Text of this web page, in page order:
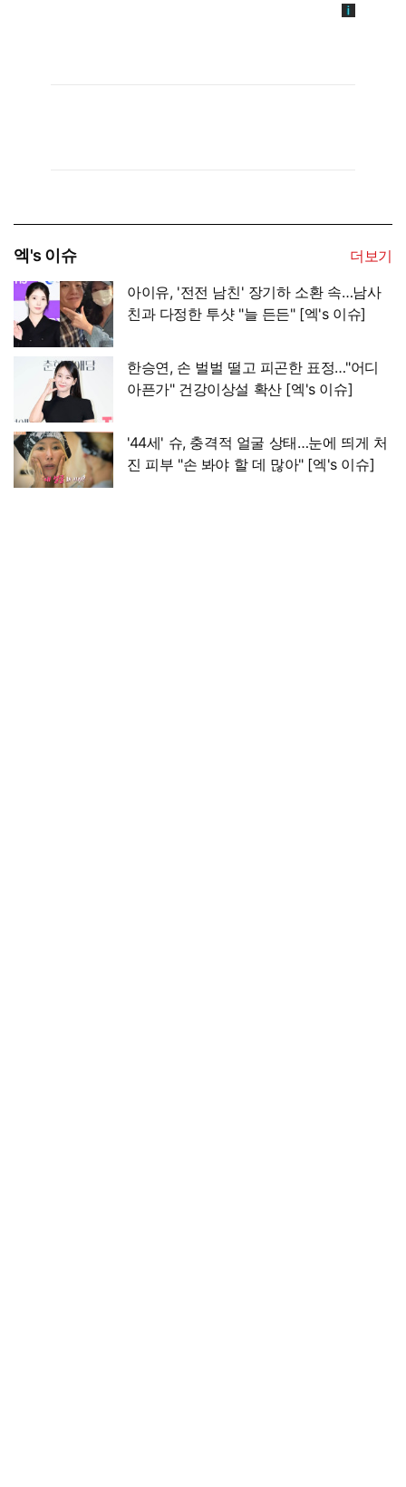
엑's 이슈
더보기
아이유, '전전 남친' 장기하 소환 속…남사
친과 다정한 투샷 "늘 든든" [엑's 이슈]
한승연, 손 벌벌 떨고 피곤한 표정…"어디
아픈가" 건강이상설 확산 [엑's 이슈]
'44세' 슈, 충격적 얼굴 상태…눈에 띄게 처
진 피부 "손 봐야 할 데 많아" [엑's 이슈]